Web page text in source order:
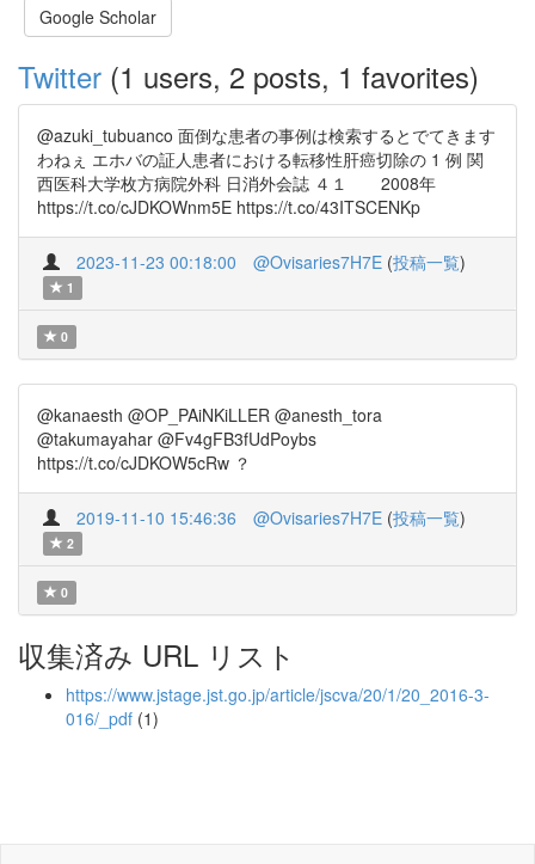
Google Scholar
Twitter (1 users, 2 posts, 1 favorites)
@azuki_tubuanco 面倒な患者の事例は検索するとでてきます
わねぇ エホバの証人患者における転移性肝癌切除の 1 例 関
西医科大学枚方病院外科 日消外会誌 ４１ 2008年
https://t.co/cJDKOWnm5E https://t.co/43ITSCENKp
2023-11-23 00:18:00 @Ovisaries7H7E (投稿一覧)
1
0
@kanaesth @OP_PAiNKiLLER @anesth_tora
@takumayahar @Fv4gFB3fUdPoybs
https://t.co/cJDKOW5cRw ？
2019-11-10 15:46:36 @Ovisaries7H7E (投稿一覧)
2
0
収集済み URL リスト
https://www.jstage.jst.go.jp/article/jscva/20/1/20_2016-3-
016/_pdf (1)